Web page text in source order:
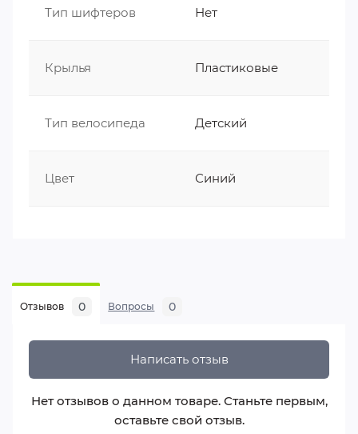
Тип шифтеров Нет
Крылья Пластиковые
Тип велосипеда Детский
Цвет Синий
Отзывов 0 Вопросы 0
Написать отзыв
Нет отзывов о данном товаре. Станьте первым,
оставьте свой отзыв.